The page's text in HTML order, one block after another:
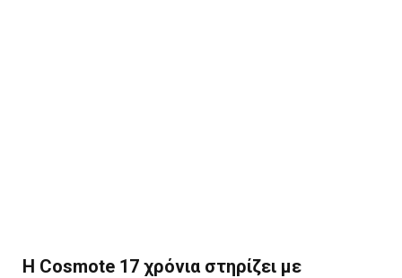
Η Cosmote 17 χρόνια στηρίζει με